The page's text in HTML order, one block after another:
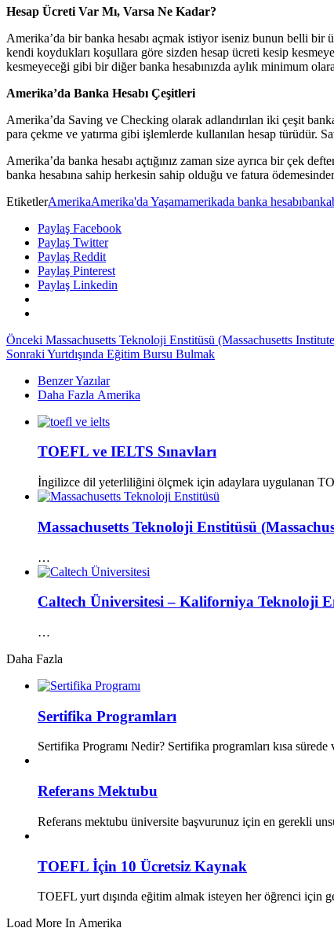
Hesap Ücreti Var Mı, Varsa Ne Kadar?
Amerika’da bir banka hesabı açmak istiyor iseniz bunun belli
kendi koydukları koşullara göre sizden hesap ücreti kesip
kesmeyeceği gibi bir diğer banka hesabınızda aylık minimum
Amerika’da Banka Hesabı Çeşitleri
Amerika’da Saving ve Checking olarak adlandırılan iki çeşit
para çekme ve yatırma gibi işlemlerde kullanılan hesap türüdür.
Amerika’da banka hesabı açtığınız zaman size ayrıca bir çek
banka hesabına sahip herkesin sahip olduğu ve fatura
EtiketlerAmerikaAmerika'da Yaşamamerikada banka hesabıbanka
Paylaş Facebook
Paylaş Twitter
Paylaş Reddit
Paylaş Pinterest
Paylaş Linkedin
Önceki Massachusetts Teknoloji Enstitüsü (Massachusetts
Sonraki Yurtdışında Eğitim Bursu Bulmak
Benzer Yazılar
Daha Fazla Amerika
TOEFL ve IELTS Sınavları
İngilizce dil yeterliliğini ölçmek için adaylara uygulanan
Massachusetts Teknoloji Enstitüsü
…
Caltech Üniversitesi – Kaliforniya Teknoloji
…
Daha Fazla
Sertifika Programları
Sertifika Programı Nedir? Sertifika programları kısa
Referans Mektubu
Referans mektubu üniversite başvurunuz için en gerekli
TOEFL İçin 10 Ücretsiz Kaynak
TOEFL yurt dışında eğitim almak isteyen her öğrenci
Load More In Amerika